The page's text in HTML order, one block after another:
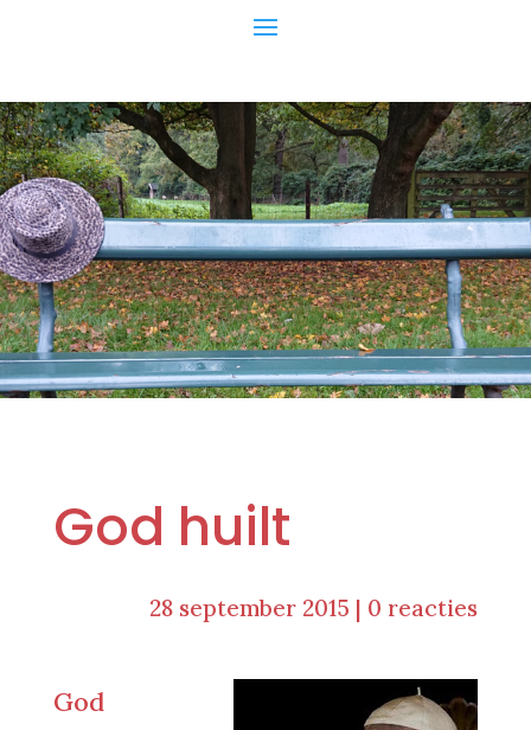
God huilt
28 september 2015 | 0 reacties
God